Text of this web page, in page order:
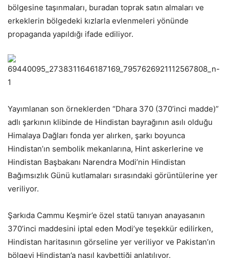
bölgesine taşınmaları, buradan toprak satın almaları ve
erkeklerin bölgedeki kızlarla evlenmeleri yönünde
propaganda yapıldığı ifade ediliyor.
Yayımlanan son örneklerden “Dhara 370 (370’inci madde)”
adlı şarkının klibinde de Hindistan bayrağının asılı olduğu
Himalaya Dağları fonda yer alırken, şarkı boyunca
Hindistan’ın sembolik mekanlarına, Hint askerlerine ve
Hindistan Başbakanı Narendra Modi’nin Hindistan
Bağımsızlık Günü kutlamaları sırasındaki görüntülerine yer
veriliyor.
Şarkıda Cammu Keşmir’e özel statü tanıyan anayasanın
370’inci maddesini iptal eden Modi’ye teşekkür edilirken,
Hindistan haritasının görseline yer veriliyor ve Pakistan’ın
bölgeyi Hindistan’a nasıl kaybettiği anlatılıyor.